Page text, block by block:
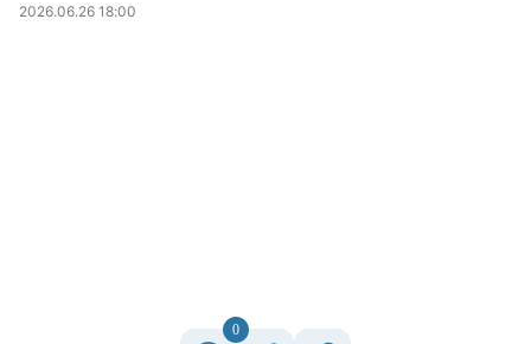
2026.06.26 18:00
0